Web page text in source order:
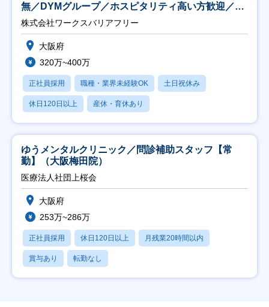
無／DYMグループ／ホスピタリティ高い方歓迎／土
日祝】
株式会社ワークスバリアフリー
大阪府
320万~400万
正社員採用 職種・業界未経験OK 土日祝休み
休日120日以上 産休・育休あり
ゆうメンタルクリニック／問診補助スタッフ【常
勤】（大阪梅田院）
医療法人社団上桜会
大阪府
253万~286万
正社員採用 休日120日以上 月残業20時間以内
賞与あり 転勤なし